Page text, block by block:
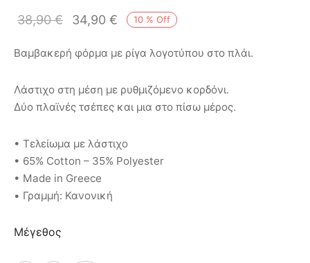
10 % Off
38,90€ 34,90 €
Βαμβακερή φόρμα με ρίγα λογοτύπου στο πλάι.
Λάστιχο στη μέση με ρυθμιζόμενο κορδόνι.
Δύο πλαϊνές τσέπες και μια στο πίσω μέρος.
• Τελείωμα με λάστιχο
• 65% Cotton – 35% Polyester
• Made in Greece
• Γραμμή: Κανονική
Μέγεθος